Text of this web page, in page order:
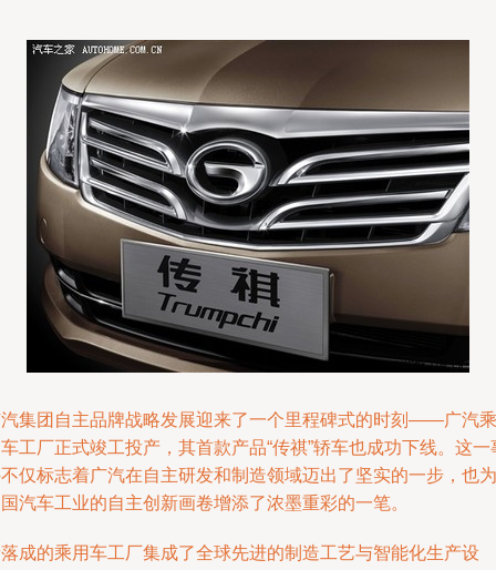
集团自主品牌战略发展迎来了一个里程碑式的时刻——广汽乘
工厂正式竣工投产，其首款产品“传祺”轿车也成功下线。这一
仅标志着广汽在自主研发和制造领域迈出了坚实的一步，也为
汽车工业的自主创新画卷增添了浓墨重彩的一笔。
成的乘用车工厂集成了全球先进的制造工艺与智能化生产设